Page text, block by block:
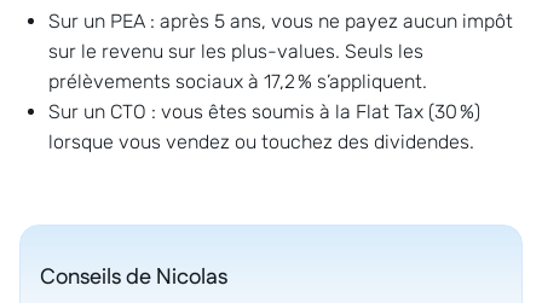
Sur un PEA : après 5 ans, vous ne payez aucun impôt
sur le revenu sur les plus-values. Seuls les
prélèvements sociaux à 17,2 % s’appliquent.
Sur un CTO : vous êtes soumis à la Flat Tax (30 %)
lorsque vous vendez ou touchez des dividendes.
Conseils deNicolas